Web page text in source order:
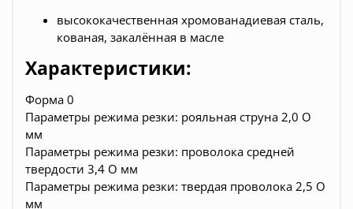
высококачественная хромованадиевая сталь,
кованая, закалённая в масле
Характеристики:
Форма 0
Параметры режима резки: рояльная струна 2,0 O
мм
Параметры режима резки: проволока средней
твердости 3,4 O мм
Параметры режима резки: твердая проволока 2,5 O
мм